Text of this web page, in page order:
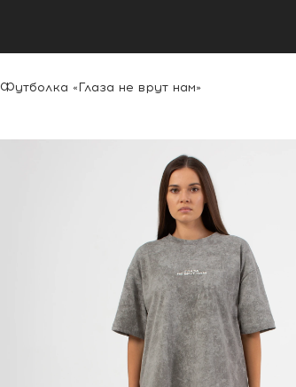
Футболка «Глаза не врут нам»